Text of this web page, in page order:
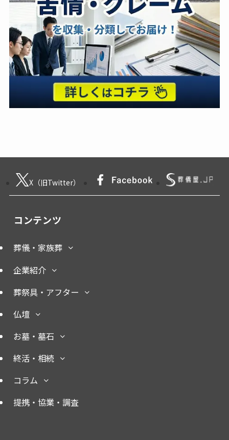
X（旧Twitter）
コンテンツ
葬儀・家族葬
企業紹介
葬祭具・アフター
仏壇
お墓・墓石
終活・相続
コラム
提携・協業・調査